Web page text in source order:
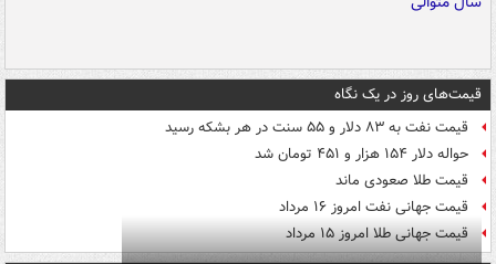
قیمت‌های روز در یک نگاه
قیمت نفت به ۸۳ دلار و ۵۵ سنت در هر بشکه رسید
حواله دلار ۱۵۴ هزار و ۴۵۱ تومان شد
قیمت طلا صعودی ماند
قیمت جهانی نفت امروز ۱۶ مرداد
قیمت جهانی طلا امروز ۱۵ مرداد